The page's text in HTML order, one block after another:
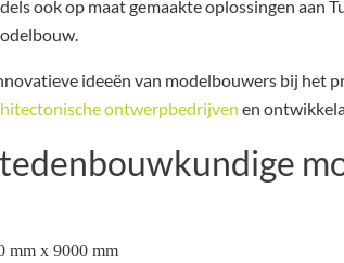
ook op maat gemaakte oplossingen aan
ideeën van modelbouwers bij het
ontwerpbedrijven en
mm x 9000 mm